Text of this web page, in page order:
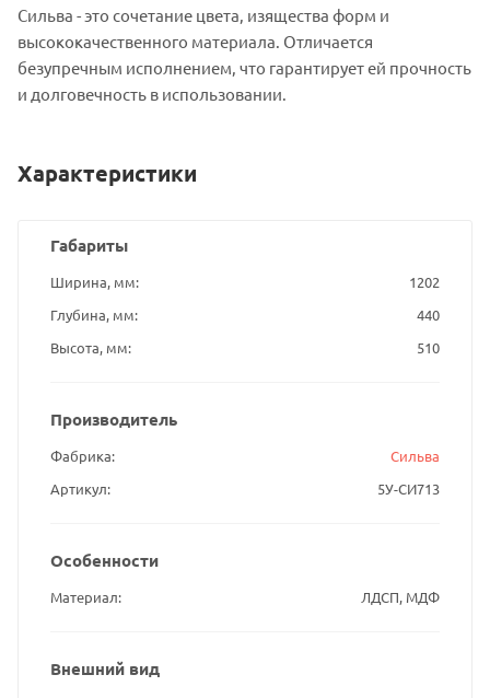
Сильва - это сочетание цвета, изящества форм и
высококачественного материала. Отличается
безупречным исполнением, что гарантирует ей прочность
и долговечность в использовании.
Характеристики
Габариты
Ширина, мм
1202
Глубина, мм
440
Высота, мм
510
Производитель
Фабрика
Сильва
Артикул
5У-СИ713
Особенности
Материал ЛДСП, МДФ
Внешний вид